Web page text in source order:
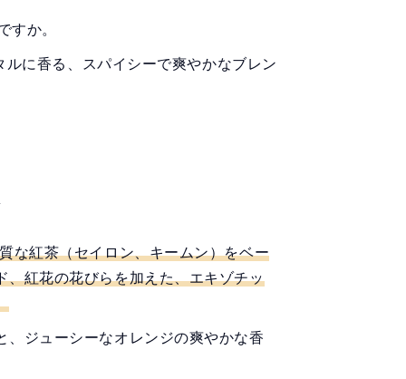
すか。
に香る、スパイシーで爽やかなブレン
な紅茶（セイロン、キームン）をベー
、紅花の花びらを加えた、エキゾチッ
、ジューシーなオレンジの爽やかな香